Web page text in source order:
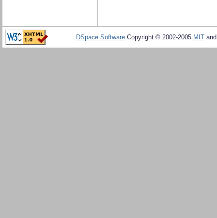
DSpace Software Copyright © 2002-2005 MIT